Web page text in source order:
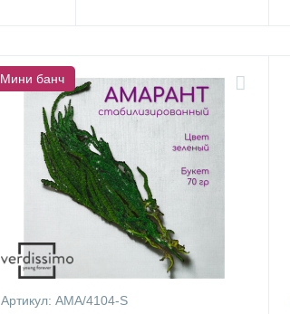
Мини банч
Артикул: AMA/4104-S